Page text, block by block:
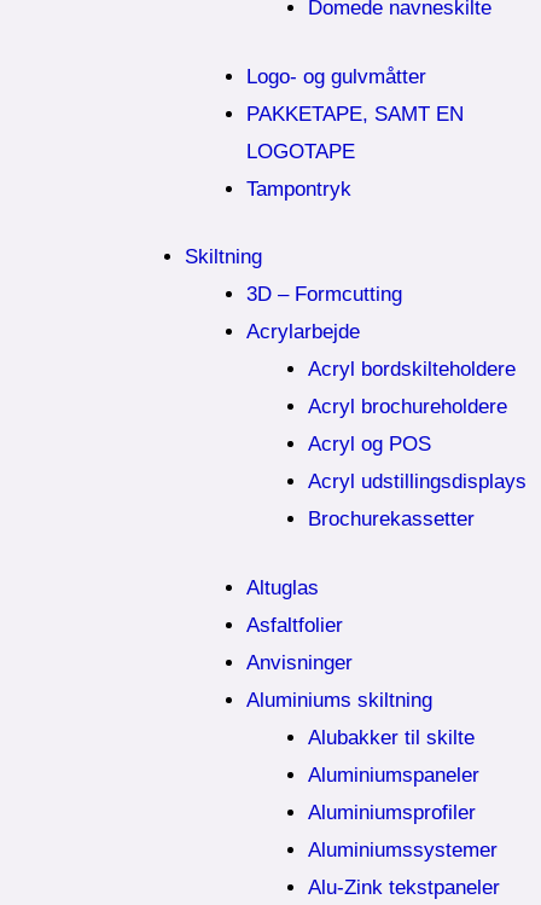
Domede navneskilte
Logo- og gulvmåtter
PAKKETAPE, SAMT EN
LOGOTAPE
Tampontryk
Skiltning
3D – Formcutting
Acrylarbejde
Acryl bordskilteholdere
Acryl brochureholdere
Acryl og POS
Acryl udstillingsdisplays
Brochurekassetter
Altuglas
Asfaltfolier
Anvisninger
Aluminiums skiltning
Alubakker til skilte
Aluminiumspaneler
Aluminiumsprofiler
Aluminiumssystemer
Alu-Zink tekstpaneler